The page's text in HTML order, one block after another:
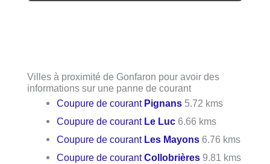
Villes à proximité de Gonfaron pour avoir des
informations sur une panne de courant
Coupure de courant Pignans 5.72 kms
Coupure de courant Le Luc 6.66 kms
Coupure de courant Les Mayons 6.76 kms
Coupure de courantCollobrières 9.81 kms